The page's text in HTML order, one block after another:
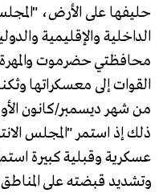
حليفها على الأرض،
الداخلية والإقليمية
محافظتي حضرموت
القوات إلى معسكراتها
من شهر ديسمبر/كانون
ذلك إذ استمر "المجلس
عسكرية وقبلية كبيرة
وتشديد قبضته على